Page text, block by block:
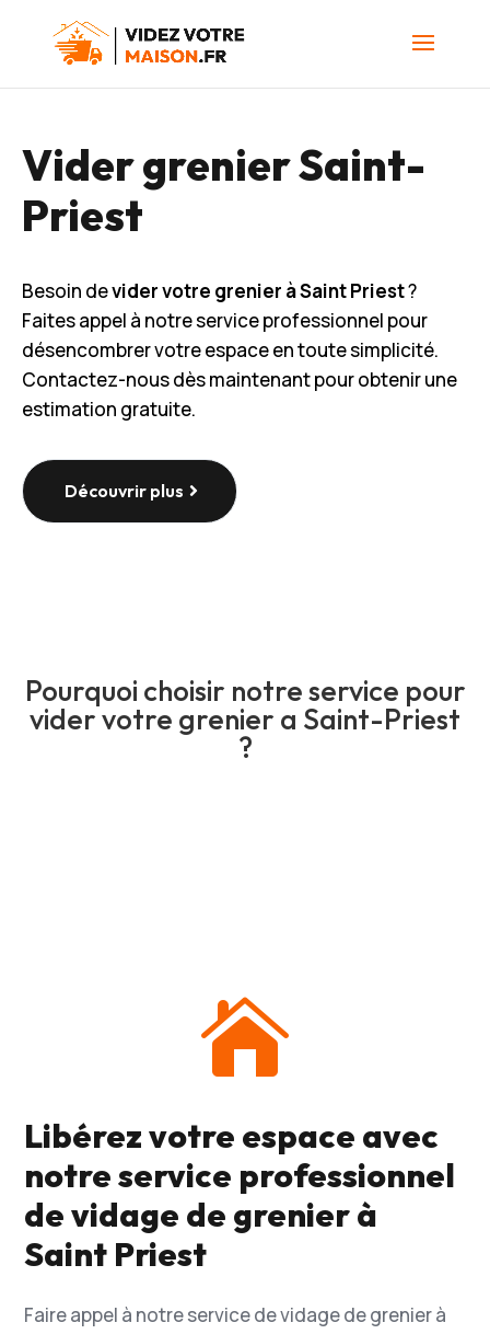
Vider grenier Saint-
Priest
Besoin devider votre grenier à Saint Priest?
Faites appel à notre service professionnel pour
désencombrer votre espace en toute simplicité.
Contactez-nous dès maintenant pour obtenir une
estimation gratuite.
Découvrir plus
Pourquoi choisir notre service pour
vider votre grenier a Saint-Priest
?

Libérez votre espace avec
notre service professionnel
de vidage de grenier à
Saint Priest
Faire appel à notre service de vidage de grenier à